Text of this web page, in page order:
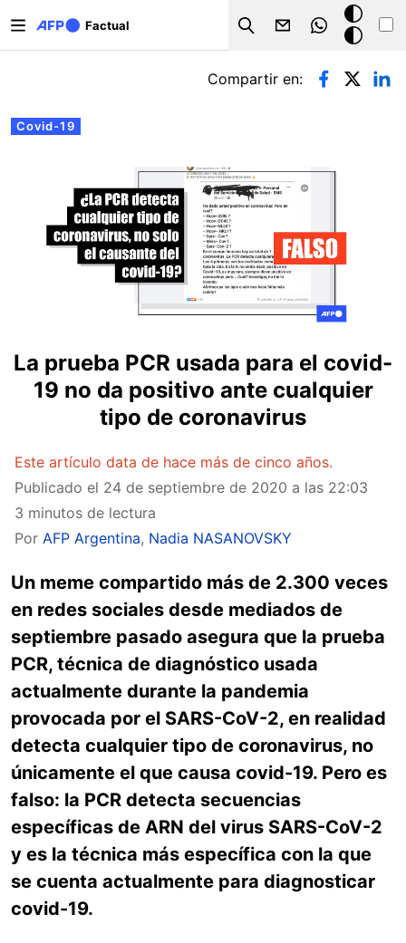
Factual
Search
Modo
oscuro
Solapas principales
Covid-19
Compartir en:
La prueba PCR usada para el covid-
19 no da positivo ante cualquier
tipo de coronavirus
Este artículo data de hace más de cinco años.
Publicado el 24 de septiembre de 2020 a las 22:03
3 minutos de lectura
Por AFP Argentina, Nadia NASANOVSKY
Un meme compartido más de 2.300 veces
en redes sociales desde mediados de
septiembre pasado asegura que la prueba
PCR, técnica de diagnóstico usada
actualmente durante la pandemia
provocada por el SARS-CoV-2, en realidad
detecta cualquier tipo de coronavirus, no
únicamente el que causa covid-19. Pero es
falso: la PCR detecta secuencias
específicas de ARN del virus SARS-CoV-2
y es la técnica más específica con la que
se cuenta actualmente para diagnosticar
covid-19.